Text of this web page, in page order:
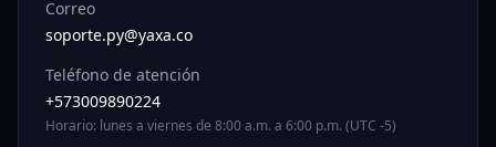
Correo
soporte.py@yaxa.co
Teléfono de atención
+573009890224
Horario: lunes a viernes de 8:00 a.m. a 6:00 p.m. (UTC -5)